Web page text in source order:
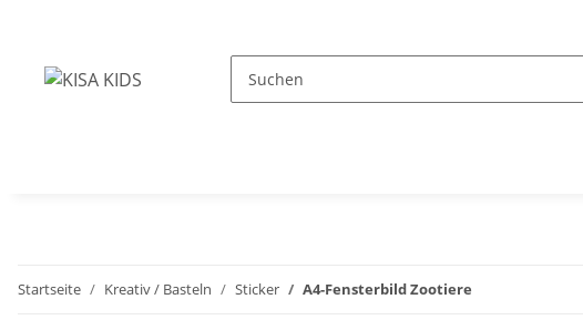
Startseite Kreativ / Basteln Sticker A4-Fensterbild Zootiere